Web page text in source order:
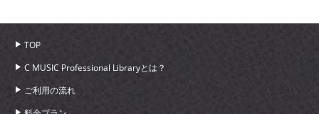
TOP
C MUSIC Professional Libraryとは？
ご利用の流れ